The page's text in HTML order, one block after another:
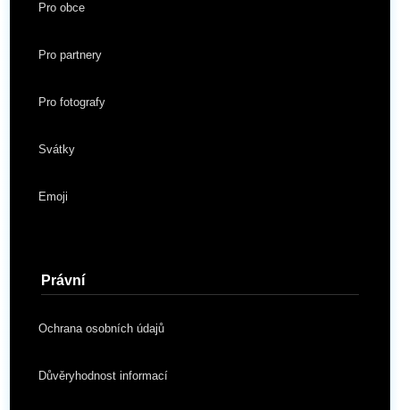
Pro obce
Pro partnery
Pro fotografy
Svátky
Emoji
Právní
Ochrana osobních údajů
Důvěryhodnost informací